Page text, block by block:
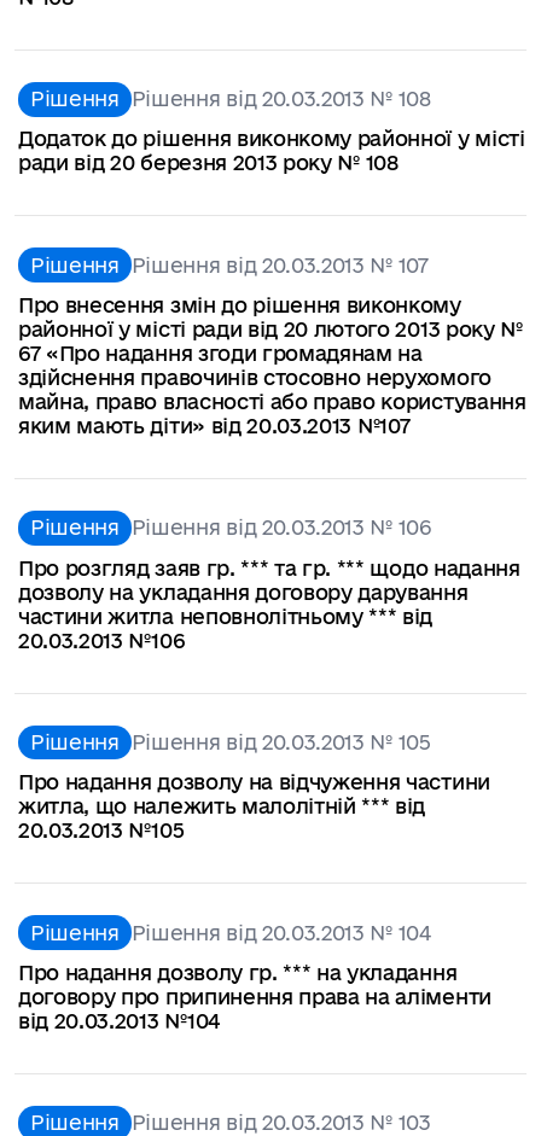
Рішення Рішення від 20.03.2013 № 108
Додаток до рішення виконкому районної у місті
ради від 20 березня 2013 року № 108
Рішення Рішення від 20.03.2013 № 107
Про внесення змін до рішення виконкому
районної у місті ради від 20 лютого 2013 року №
67 «Про надання згоди громадянам на
здійснення правочинів стосовно нерухомого
майна, право власності або право користування
яким мають діти» від 20.03.2013 №107
Рішення Рішення від 20.03.2013 № 106
Про розгляд заяв гр. *** та гр. *** щодо надання
дозволу на укладання договору дарування
частини житла неповнолітньому *** від
20.03.2013 №106
Рішення Рішення від 20.03.2013 № 105
Про надання дозволу на відчуження частини
житла, що належить малолітній *** від
20.03.2013 №105
Рішення Рішення від 20.03.2013 № 104
Про надання дозволу гр. *** на укладання
договору про припинення права на аліменти
від 20.03.2013 №104
Рішення Рішення від 20.03.2013 № 103